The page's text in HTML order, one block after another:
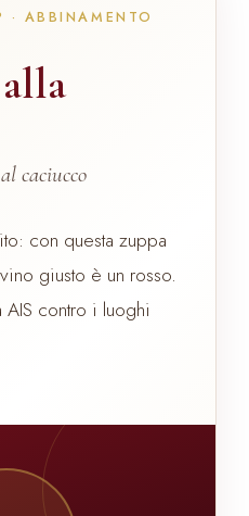
· ABBINAMENTO
caciucco
con questa zuppa
giusto è un rosso.
contro i luoghi